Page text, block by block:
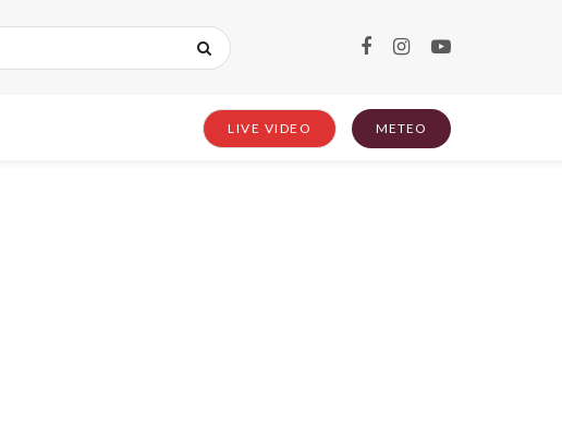
LIVE VIDEO METEO